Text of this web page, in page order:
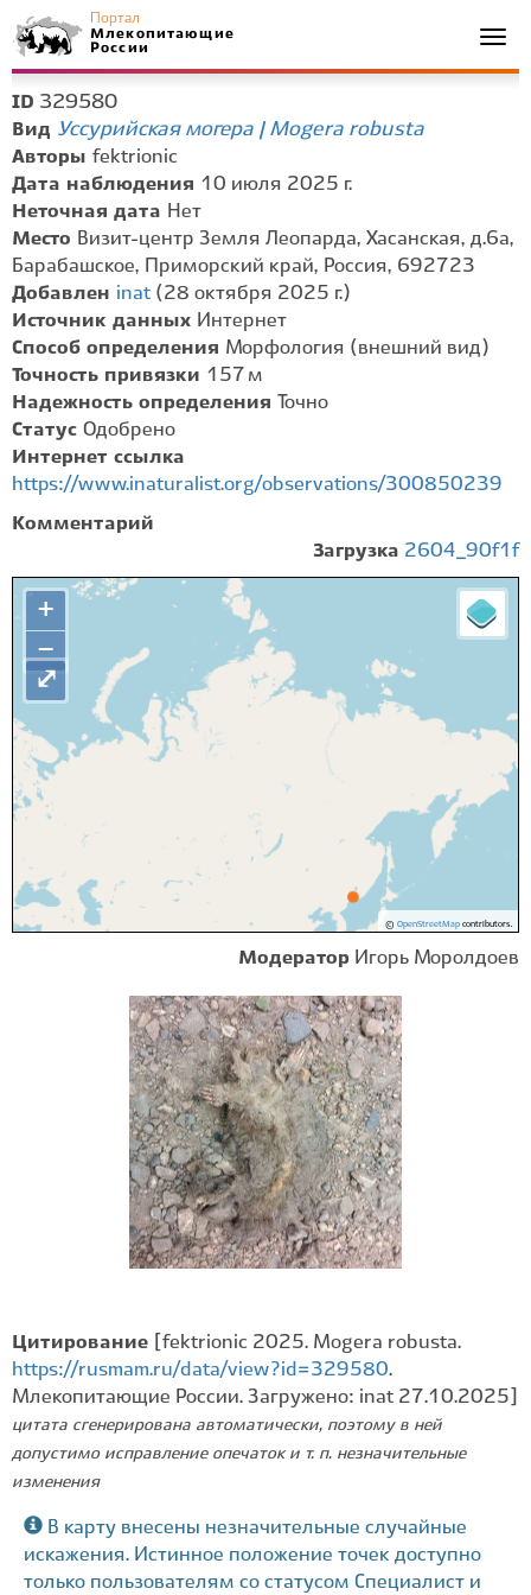
Портал
Млекопитающие
России
ID 329580
Вид Уссурийская могера | Mogera robusta
Авторы fektrionic
Дата наблюдения 10 июля 2025 г.
Неточная дата Нет
Место Визит-центр Земля Леопарда, Хасанская, д.6а,
Барабашское, Приморский край, Россия, 692723
Добавлен inat (28 октября 2025 г.)
Источник данных Интернет
Способ определения Морфология (внешний вид)
Точность привязки 157 м
Надежность определения
Точно
Статус Одобрено
Интернет ссылка
https://www.inaturalist.org/observations/300850239
Комментарий
Загрузка 2604_90f1f
+
−
© OpenStreetMapcontributors.
⤢
Модератор Игорь Моролдоев
Цитирование
[fektrionic 2025. Mogera robusta.
https://rusmam.ru/data/view?id=329580.
Млекопитающие России. Загружено: inat 27.10.2025]
цитата сгенерирована автоматически, поэтому в ней
допустимо исправление опечаток и т. п. незначительные
изменения
В карту внесены незначительные случайные
искажения. Истинное положение точек доступно
только пользователям со статусом Специалист и